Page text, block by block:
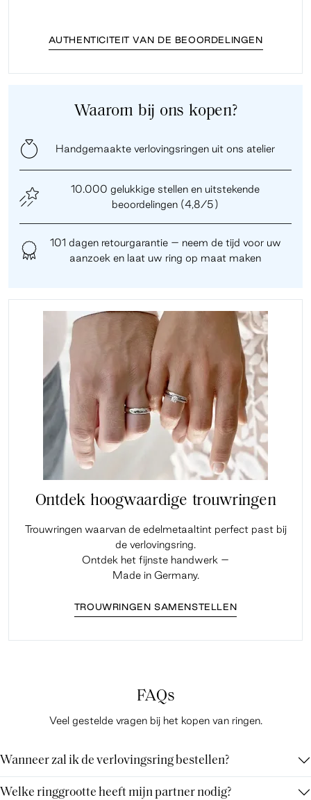
AUTHENTICITEIT VAN DE BEOORDELINGEN
Waarom bij ons kopen?
Handgemaakte verlovingsringen uit ons atelier
10.000 gelukkige stellen en uitstekende
beoordelingen (4,8/5)
101 dagen retourgarantie – neem de tijd voor uw
aanzoek en laat uw ring op maat maken
Ontdek hoogwaardige trouwringen
Trouwringen waarvan de edelmetaaltint perfect past bij
de verlovingsring.
Ontdek het fijnste handwerk –
Made in Germany.
TROUWRINGEN SAMENSTELLEN
FAQs
Veel gestelde vragen bij het kopen van ringen.
Wanneer zal ik de verlovingsring bestellen?
Welke ringgrootte heeft mijn partner nodig?